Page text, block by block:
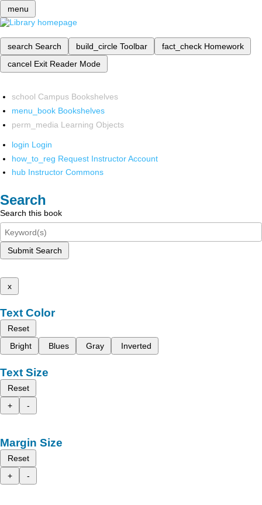
menu
search Search build_circle Toolbar fact_check Homework
cancel Exit Reader Mode
school Campus Bookshelves
menu_book Bookshelves
perm_media Learning Objects
login Login
how_to_reg Request Instructor Account
hub Instructor Commons
Search
Search this book
Submit Search
x
Text Color
Reset
Bright
Blues Gray Inverted
Text Size
Reset
+
-
Margin Size
Reset
+
-